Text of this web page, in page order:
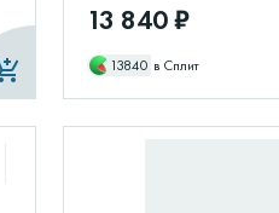
13 840 ₽
13840 в Сплит